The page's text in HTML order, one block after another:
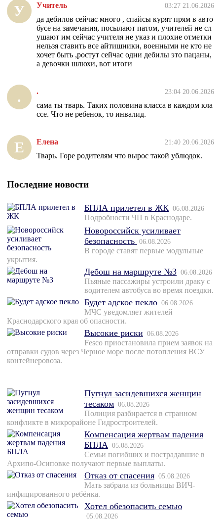
У Учитель 03:27 21.06.2026
да дебилов сейчас много , спайсы курят прям в авто
бусе на замечания, посылают патом, учителей не сл
ушают им сейчас учителя не указ и плохие отметки
нельзя ставить все айтишники, военными не кто не
хочет быть ,ростут сейчас одни дебилы это пацаны,
а девочки шлюхи, вот итоги
. . 23:04 20.06.2026
сама ты тварь. Таких половина класса в каждом кла
ссе. Что не ребенок, то инвалид.
Е Елена 21:40 20.06.2026
Тварь. Горе родителям что вырос такой ублюдок.
Последние новости
БПЛА прилетел в ЖК 06.08.2026
Подробности ЧП в Краснодаре.
Новороссийск усиливает
безопасность 06.08.2026
В городе ставят первые модульные
укрытия.
Дебош на маршруте №3 06.08.2026
Пьяные пассажиры устроили драку с
водителем автобуса во время поездки.
Будет адское пекло 06.08.2026
МЧС уведомляет жителей
Краснодарского края об опасности.
Высокие риски 06.08.2026
Fesco приостановила прием заявок на
отправки судов через Черное море после потопления ВСУ
контейнеровоза.
Пугнул засидевшихся женщин
тесаком 06.08.2026
Полиция разбирается в странном
конфликте в микрорайоне Гидростроителей.
Компенсация жертвам падения
БПЛА
05.08.2026
Семьи погибших и пострадавшие в
Архипо-Осиповке получают первые выплаты.
Отказ от спасения 05.08.2026
Мать забрала из больницы ВИЧ-
инфицированного ребёнка.
Хотел обезопасить семью
05.08.2026